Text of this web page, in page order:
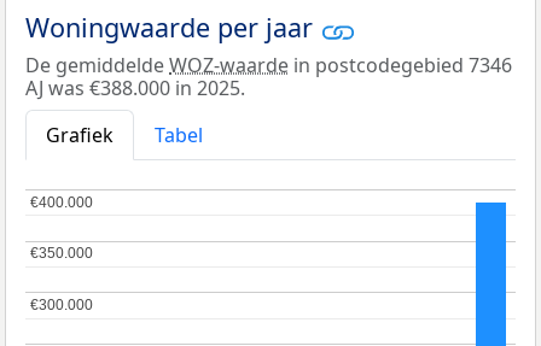
Woningwaarde per jaar
De gemiddeldeWOZ-waarde in postcodegebied 7346
AJ was €388.000 in 2025.
Grafiek
Tabel
€300.000
€300.000
€350.000
€350.000
€400.000
€400.000